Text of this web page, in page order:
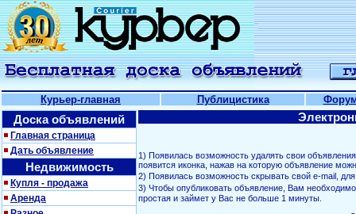
Курьер-главная Публицистика
Доска объявлений
Главная страница
Дать объявление
Недвижимость
Купля - продажа
Аренда
1) Появилась возможность удалять свои
появится иконка, нажав на которую объявление
2) Появилась возможность скрывать свой е-mail,
3) Чтобы опубликовать объявление, Вам
простая и займет у Вас не больше 1 минуты.